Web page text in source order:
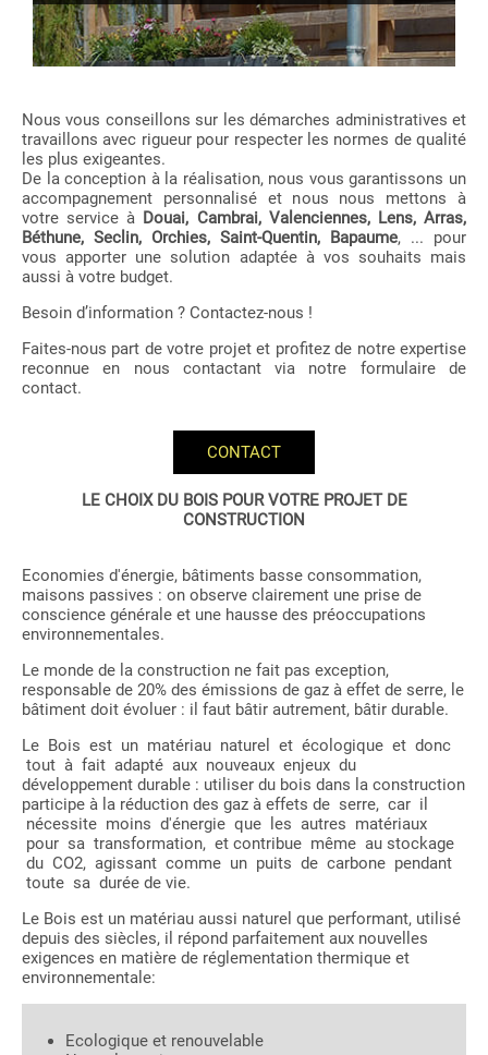
Nous vous conseillons sur les démarches administratives et
travaillons avec rigueur pour respecter les normes de qualité
les plus exigeantes.
De la conception à la réalisation, nous vous garantissons un
accompagnement personnalisé et nous nous mettons à
votre service à Douai, Cambrai, Valenciennes, Lens, Arras,
Béthune, Seclin, Orchies, Saint-Quentin, Bapaume, ... pour
vous apporter une solution adaptée à vos souhaits mais
aussi à votre budget.
Besoin d’information ? Contactez-nous !
Faites-nous part de votre projet et profitez de notre expertise
reconnue en nous contactant via notre formulaire de
contact.
CONTACT
LE CHOIX DU BOIS POUR VOTRE PROJET DE
CONSTRUCTION
Economies d'énergie, bâtiments basse consommation,
maisons passives : on observe clairement une prise de
conscience générale et une hausse des préoccupations
environnementales.
Le monde de la construction ne fait pas exception,
responsable de 20% des émissions de gaz à effet de serre, le
bâtiment doit évoluer : il faut bâtir autrement, bâtir durable.
Le Bois est un matériau naturel et écologique et donc
tout à fait adapté aux nouveaux enjeux du
développement durable : utiliser du bois dans la construction
participe à la réduction des gaz à effets de serre, car il
nécessite moins d'énergie que les autres matériaux
pour sa transformation, et contribue même au stockage
du CO2, agissant comme un puits de carbone pendant
toute sa durée de vie.
Le Bois est un matériau aussi naturel que performant, utilisé
depuis des siècles, il répond parfaitement aux nouvelles
exigences en matière de réglementation thermique et
environnementale:
Ecologique et renouvelable